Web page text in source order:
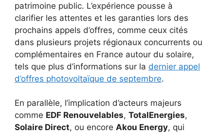
patrimoine public. L’expérience pousse à
clarifier les attentes et les garanties lors des
prochains appels d’offres, comme ceux cités
dans plusieurs projets régionaux concurrents ou
complémentaires en France autour du solaire,
tels que plus d’informations sur la dernier appel
d’offres photovoltaïque de septembre.
En parallèle, l’implication d’acteurs majeurs
comme EDF Renouvelables, TotalEnergies,
Solaire Direct, ou encore Akou Energy, qui